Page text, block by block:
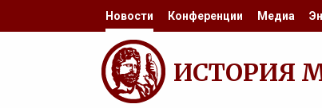
Новости Конференции Медиа
ИСТОРИЯ